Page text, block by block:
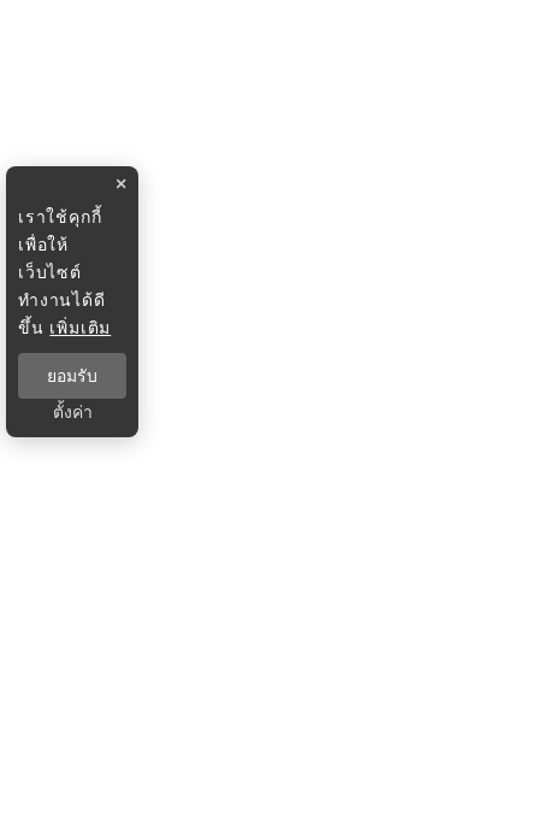
×
เราใช้คุกกี้
เพื่อให้
เว็บไซต์
ทำงานได้ดี
ขึ้น เพิ่มเติม
ยอมรับ
ตั้งค่า